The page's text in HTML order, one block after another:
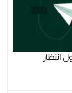
انتظار